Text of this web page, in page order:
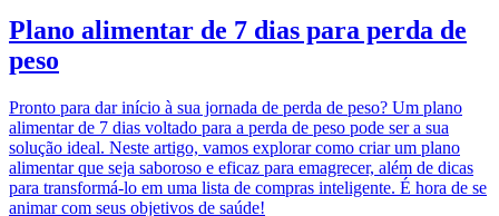
Plano alimentar de 7 dias para perda de
peso
Pronto para dar início à sua jornada de perda de peso? Um plano
alimentar de 7 dias voltado para a perda de peso pode ser a sua
solução ideal. Neste artigo, vamos explorar como criar um plano
alimentar que seja saboroso e eficaz para emagrecer, além de dicas
para transformá-lo em uma lista de compras inteligente. É hora de se
animar com seus objetivos de saúde!